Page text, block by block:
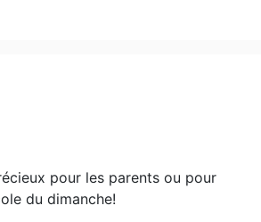
pour les parents ou pour
du dimanche!